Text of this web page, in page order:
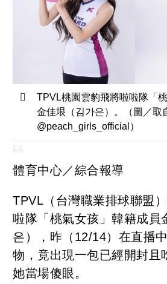
TPVL桃園雲豹飛將啦啦隊「
金佳垠（김가은）。（圖／取
@peach_girls_official）
體育中心／綜合報導
TPVL（台灣職業排球聯盟
啦隊「桃氣女孩」韓籍成員
은），昨（12/14）在直播
物，竟出現一包已經開封且
她當場傻眼。